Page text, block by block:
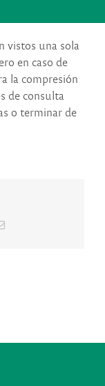
vistos una sola
en caso de
la compresión
de consulta
o terminar de
Correo